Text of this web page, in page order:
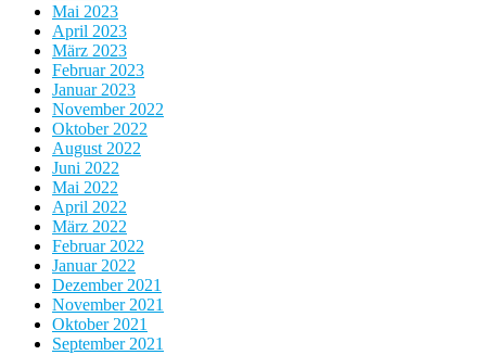
Mai 2023
April 2023
März 2023
Februar 2023
Januar 2023
November 2022
Oktober 2022
August 2022
Juni 2022
Mai 2022
April 2022
März 2022
Februar 2022
Januar 2022
Dezember 2021
November 2021
Oktober 2021
September 2021